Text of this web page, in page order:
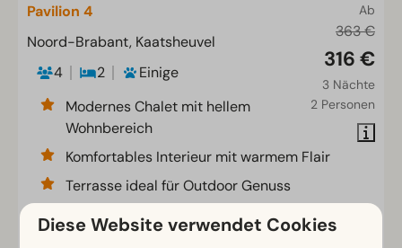
Ab
363 €
316 €
3 Nächte
2 Personen
Pavilion 4
Noord-Brabant, Kaatsheuvel
4
2
Einige
Modernes Chalet mit hellem
Wohnbereich
Komfortables Interieur mit warmem Flair
Terrasse ideal für Outdoor Genuss
Ansehen
Diese Website verwendet Cookies